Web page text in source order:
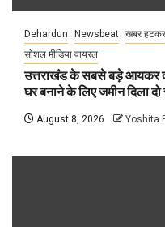
Dehardun Newsbeat खबर हटकर
सोशल मीडिया वायरल
उत्तराखंड के सबसे बड़े आयकर
घर बनाने के लिए जमीन दिला
August 8, 2026 Yoshita